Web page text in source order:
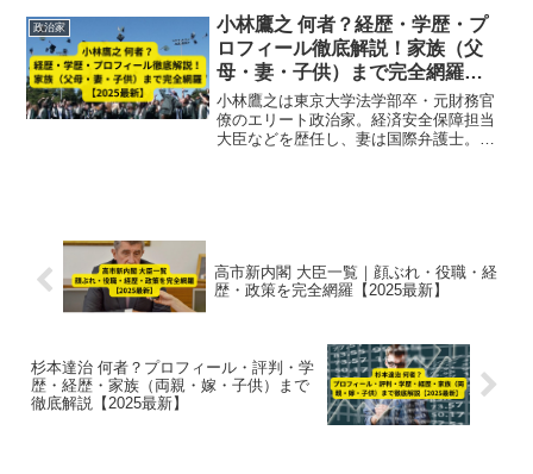
政治家
小林鷹之 何者？経歴・学歴・プ
ロフィール徹底解説！家族（父
母・妻・子供）まで完全網羅
【2025最新】
小林鷹之は東京大学法学部卒・元財務官
僚のエリート政治家。経済安全保障担当
大臣などを歴任し、妻は国際弁護士。学
高市新内閣 大臣一覧｜顔ぶれ・役職・経
歴・政策を完全網羅【2025最新】
杉本達治 何者？プロフィール・評判・学
歴・経歴・家族（両親・嫁・子供）まで
徹底解説【2025最新】